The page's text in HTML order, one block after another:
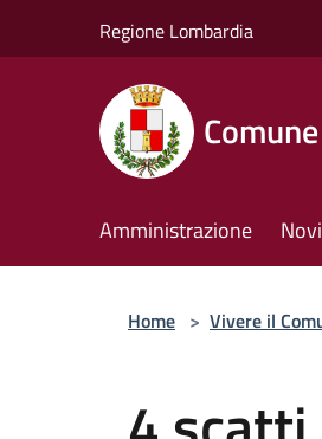
Regione Lombardia
Amministrazione
Home > Vivere il